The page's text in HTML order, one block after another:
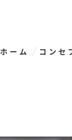
ホーム コンセ